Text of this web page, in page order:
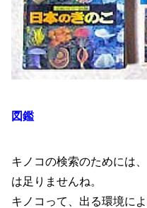
図鑑
キノコの検索のためには
は足りませんね。
キノコって、出る環境に